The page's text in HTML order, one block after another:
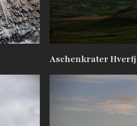
Aschenkrater